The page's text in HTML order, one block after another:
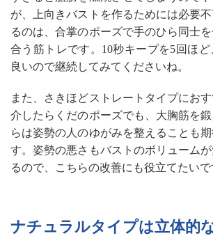
が、上向きバストを作るためには必要
るのは、合掌のポーズで手のひら同士
合う筋トレです。10秒キープを5回ほ
良いので継続してみてくださいね。
また、さきほどストレートタイプにお
介したらくだのポーズでも、大胸筋を
らは姿勢の人のゆがみを整えることも
す。姿勢の悪さもバストのボリューム
るので、こちらの改善にも役立てたいで
ナチュラルタイプは立体的